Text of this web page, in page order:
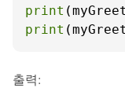
print
print
출력: